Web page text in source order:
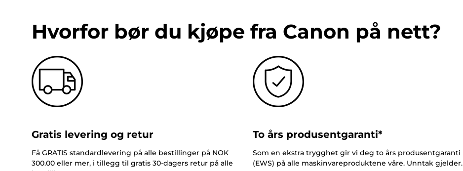
Hvorfor bør du kjøpe fra Canon på nett?
Gratis levering og retur
Få GRATIS standardlevering på alle bestillinger på NOK
300.00 eller mer, i tillegg til gratis 30-dagers retur på alle
To års produsentgaranti*
Som en ekstra trygghet gir vi deg to års produsentgaranti
(EWS) på alle maskinvareproduktene våre. Unntak gjelder.